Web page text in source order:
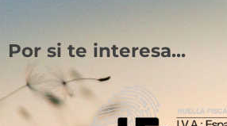
Por si te interesa...